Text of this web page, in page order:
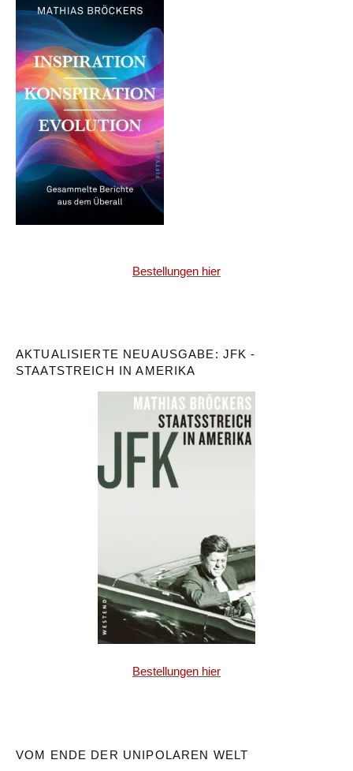
Bestellungen hier
AKTUALISIERTE NEUAUSGABE: JFK -
STAATSTREICH IN AMERIKA
Bestellungen hier
VOM ENDE DER UNIPOLAREN WELT